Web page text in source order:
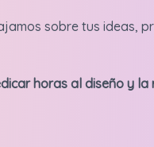
sobre tus ideas,
horas al diseño y la